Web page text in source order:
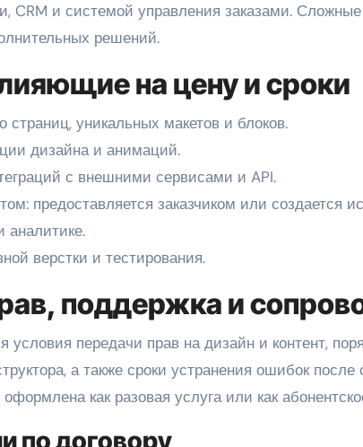
CRM и системой управления заказами.
решений.
на цену и сроки
уникальных макетов и блоков.
дизайна и анимаций.
с внешними сервисами и API.
предоставляется заказчиком или создается
аналитике.
верстки и тестирования.
поддержка и
условия передачи прав на дизайн и контент,
а также сроки устранения ошибок после
как разовая услуга или как
по договору